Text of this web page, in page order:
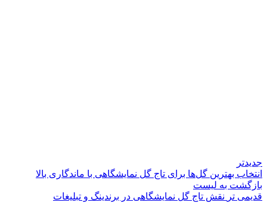
جدیدتر
انتخاب بهترین گل‌ها برای تاج گل‌ نمایشگاهی با ماندگاری بالا
بازگشت به لیست
قدیمی تر نقش تاج گل‌ نمایشگاهی در برندینگ و تبلیغات